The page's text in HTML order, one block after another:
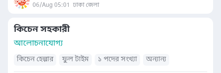
06/Aug 05:01 ঢাকা জেলা
কিচেন সহকারী
আলোচনাযোগ্য
কিচেন হেল্পার ফুল টাইম ১ পদের সংখ্যা অন্যান্য